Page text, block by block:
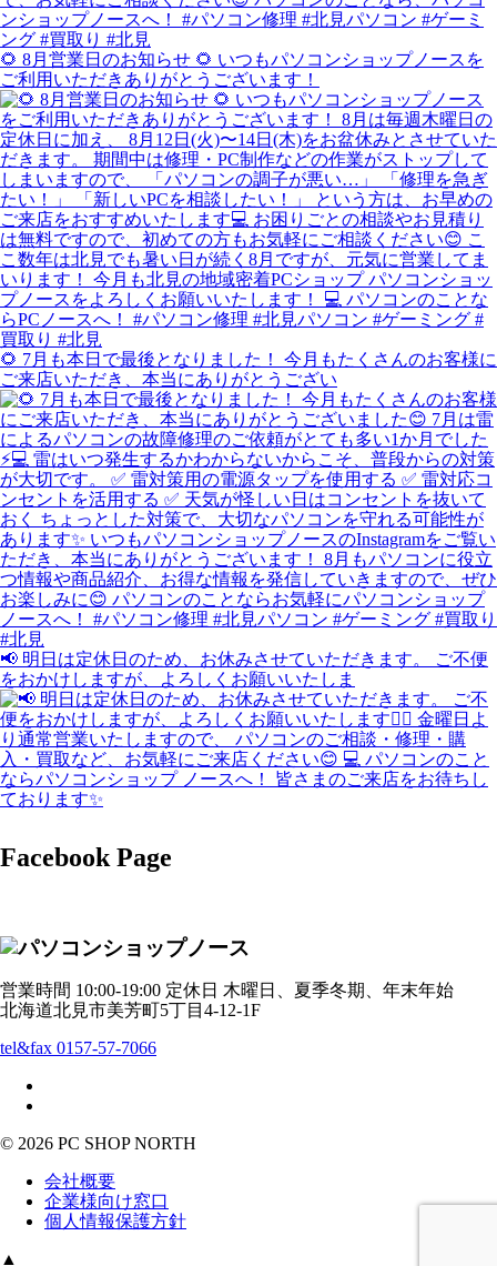
🌻 8月営業日のお知らせ 🌻 いつもパソコンショップノースを
ご利用いただきありがとうございます！
🌻 7月も本日で最後となりました！ 今月もたくさんのお客様に
ご来店いただき、本当にありがとうござい
📢 明日は定休日のため、お休みさせていただきます。 ご不便
をおかけしますが、よろしくお願いいたしま
Facebook Page
営業時間 10:00-19:00 定休日 木曜日、夏季冬期、年末年始
北海道北見市美芳町5丁目4-12-1F
tel&fax 0157-57-7066
© 2026 PC SHOP NORTH
会社概要
企業様向け窓口
個人情報保護方針
▲